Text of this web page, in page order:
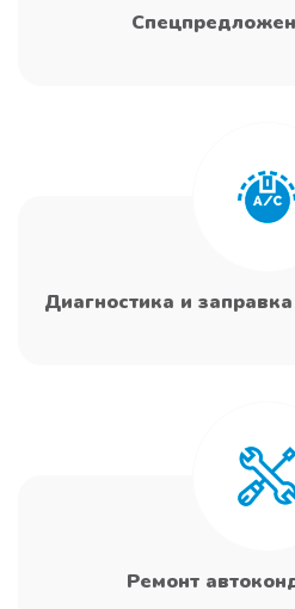
Диагностика и
Ремонт